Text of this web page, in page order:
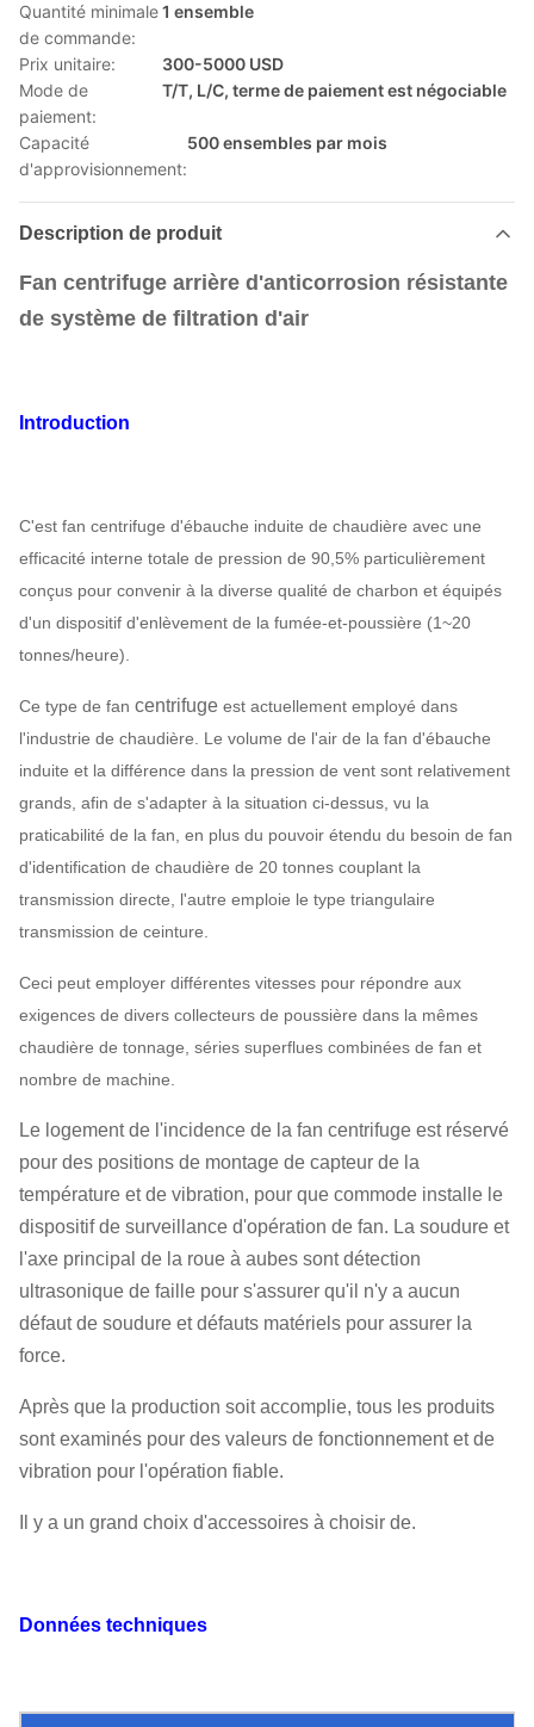
Quantité minimale
de commande:
1 ensemble
Prix unitaire:
300-5000 USD
Mode de
paiement:
T/T, L/C, terme de paiement est négociable
Capacité
d'approvisionnement:
500 ensembles par mois
Description de produit
Fan centrifuge arrière d'anticorrosion résistante
de système de filtration d'air
Introduction
C'est fan centrifuge d'ébauche induite de chaudière avec une
efficacité interne totale de pression de 90,5% particulièrement
conçus pour convenir à la diverse qualité de charbon et équipés
d'un dispositif d'enlèvement de la fumée-et-poussière (1~20
tonnes/heure).
Ce type de fan centrifuge est actuellement employé dans
l'industrie de chaudière. Le volume de l'air de la fan d'ébauche
induite et la différence dans la pression de vent sont relativement
grands, afin de s'adapter à la situation ci-dessus, vu la
praticabilité de la fan, en plus du pouvoir étendu du besoin de fan
d'identification de chaudière de 20 tonnes couplant la
transmission directe, l'autre emploie le type triangulaire
transmission de ceinture.
Ceci peut employer différentes vitesses pour répondre aux
exigences de divers collecteurs de poussière dans la mêmes
chaudière de tonnage, séries superflues combinées de fan et
nombre de machine.
Le logement de l'incidence de la fan centrifuge est réservé
pour des positions de montage de capteur de la
température et de vibration, pour que commode installe le
dispositif de surveillance d'opération de fan. La soudure et
l'axe principal de la roue à aubes sont détection
ultrasonique de faille pour s'assurer qu'il n'y a aucun
défaut de soudure et défauts matériels pour assurer la
force.
Après que la production soit accomplie, tous les produits
sont examinés pour des valeurs de fonctionnement et de
vibration pour l'opération fiable.
Il y a un grand choix d'accessoires à choisir de.
Données techniques